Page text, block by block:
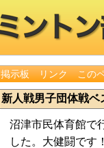
掲示板 リンク この
新人戦男子団体戦ベ
沼津市民体育館で
した。大健闘です